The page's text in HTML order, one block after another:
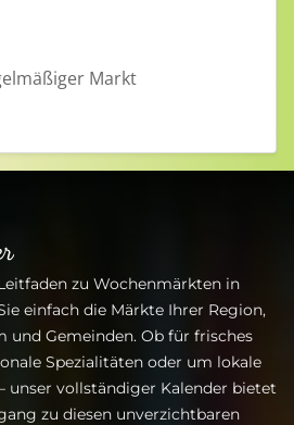
Markt
zu Wochenmärkten in
einfach die Märkte Ihrer Region,
und Gemeinden. Ob für frisches
Spezialitäten oder um lokale
unser vollständiger Kalender bietet
zu diesen unverzichtbaren